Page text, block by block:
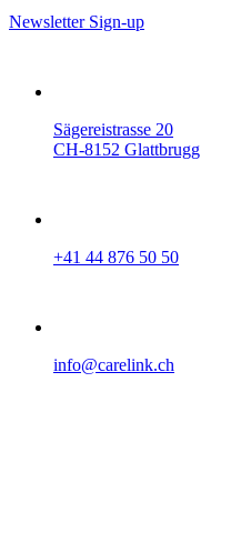
Newsletter Sign-up
Sägereistrasse 20
CH-8152 Glattbrugg
+41 44 876 50 50
info@carelink.ch